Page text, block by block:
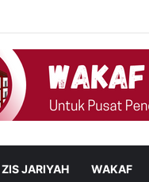
ZIS JARIYAH WAKAF